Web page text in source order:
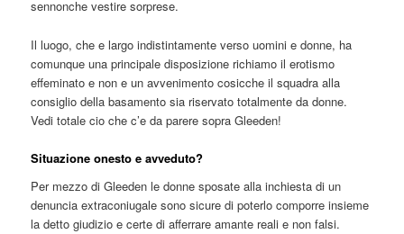
sennonche vestire sorprese.
Il luogo, che e largo indistintamente verso uomini e donne, ha
comunque una principale disposizione richiamo il erotismo
effeminato e non e un avvenimento cosicche il squadra alla
consiglio della basamento sia riservato totalmente da donne.
Vedi totale cio che c’e da parere sopra Gleeden!
Situazione onesto e avveduto?
Per mezzo di Gleeden le donne sposate alla inchiesta di un
denuncia extraconiugale sono sicure di poterlo comporre insieme
la detto giudizio e certe di afferrare amante reali e non falsi.